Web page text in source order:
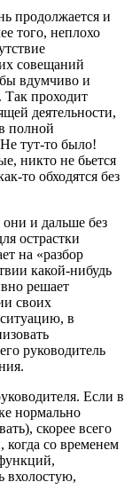
продолжается и
того, неплохо
совещаний
вдумчиво и
Так проходит
деятельности,
полной
тут-то было!
никто не бьется
то обходятся без
они и дальше без
острастки
на «разбор
какой-нибудь
решает
своих
в
руководитель
Если в
нормально
скорее всего
когда со временем
вхолостую,